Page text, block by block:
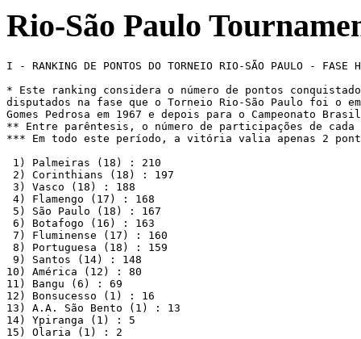
Rio-São Paulo
I - RANKING DE PONTOS DO TORNEIO RIO-SÃO PAULO -
* Este ranking considera o número de pontos
disputados na fase que o Torneio Rio-São Paulo foi o
Gomes Pedrosa em 1967 e depois para o Campeonato
** Entre parêntesis, o número de participações de cada
*** Em todo este período, a vitória valia apenas 2
1) Palmeiras (18) : 210
2) Corinthians (18) : 197
3) Vasco (18) : 188
4) Flamengo (17) : 168
5) São Paulo (18) : 167
6) Botafogo (16) : 163
7) Fluminense (17) : 160
8) Portuguesa (18) : 159
9) Santos (14) : 148
10) América (12) : 80
11) Bangu (6) : 69
12) Bonsucesso (1) : 16
13) A.A. São Bento (1) : 13
14) Ypiranga (1) : 5
15) Olaria (1) : 2